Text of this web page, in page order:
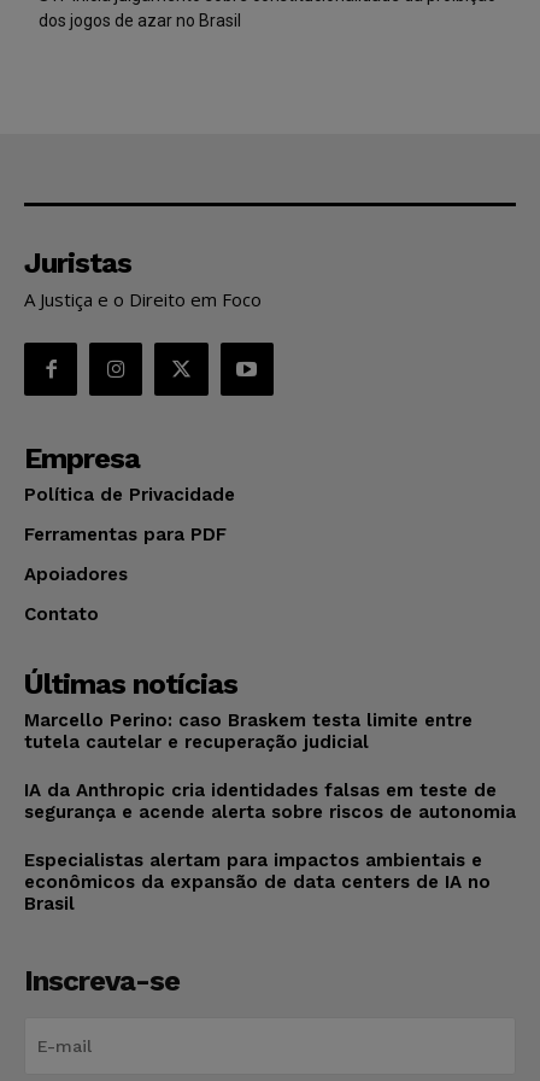
dos jogos de azar no Brasil
Juristas
A Justiça e o Direito em Foco
Empresa
Política de Privacidade
Ferramentas para PDF
Apoiadores
Contato
Últimas notícias
Marcello Perino: caso Braskem testa limite entre
tutela cautelar e recuperação judicial
IA da Anthropic cria identidades falsas em teste de
segurança e acende alerta sobre riscos de autonomia
Especialistas alertam para impactos ambientais e
econômicos da expansão de data centers de IA no
Brasil
Inscreva-se